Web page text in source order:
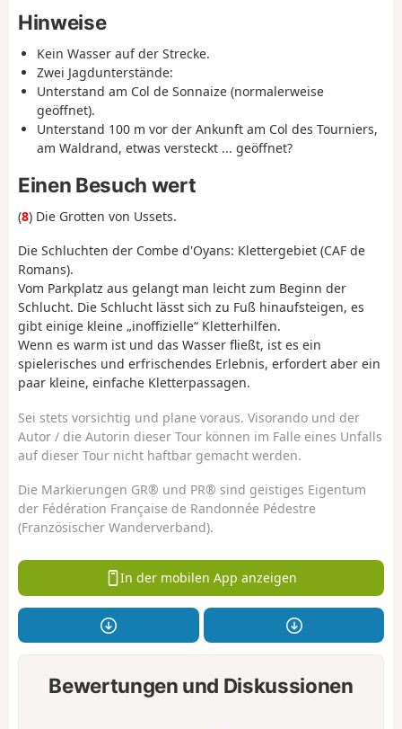
Hinweise
Kein Wasser auf der Strecke.
Zwei Jagdunterstände:
Unterstand am Col de Sonnaize (normalerweise
geöffnet).
Unterstand 100 m vor der Ankunft am Col des Tourniers,
am Waldrand, etwas versteckt ... geöffnet?
Einen Besuch wert
(8) Die Grotten von Ussets.
Die Schluchten der Combe d'Oyans: Klettergebiet (CAF de
Romans).
Vom Parkplatz aus gelangt man leicht zum Beginn der
Schlucht. Die Schlucht lässt sich zu Fuß hinaufsteigen, es
gibt einige kleine „inoffizielle“ Kletterhilfen.
Wenn es warm ist und das Wasser fließt, ist es ein
spielerisches und erfrischendes Erlebnis, erfordert aber ein
paar kleine, einfache Kletterpassagen.
Sei stets vorsichtig und plane voraus. Visorando und der
Autor / die Autorin dieser Tour können im Falle eines Unfalls
auf dieser Tour nicht haftbar gemacht werden.
Die Markierungen GR® und PR® sind geistiges Eigentum
der Fédération Française de Randonnée Pédestre
(Französischer Wanderverband).
In der mobilen App anzeigen
Bewertungen und Diskussionen